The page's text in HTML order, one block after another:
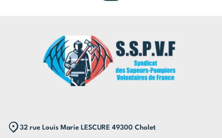
32 rue Louis Marie LESCURE 49300 Cholet